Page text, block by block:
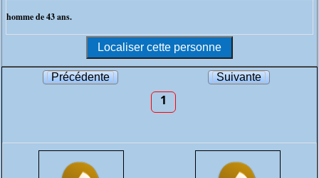
homme de 43 ans.
Précédente Suivante
1